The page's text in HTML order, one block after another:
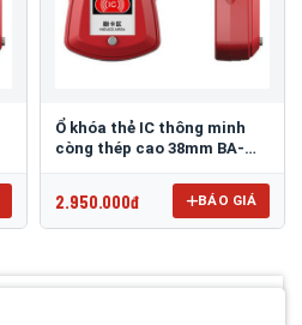
Ổ khóa thẻ IC thông minh
còng thép cao 38mm BA-
2.950.000đ BÁO GIÁ